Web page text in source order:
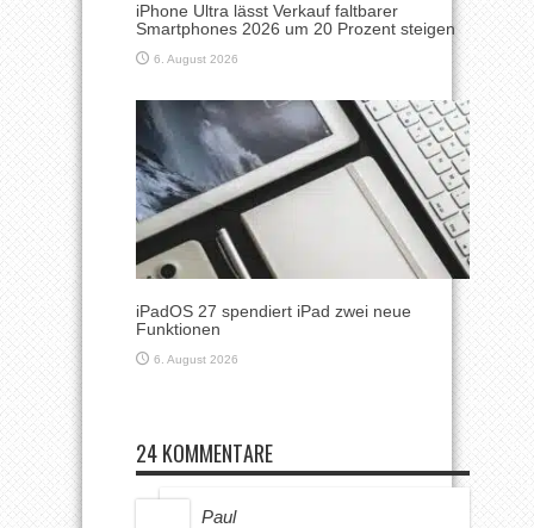
iPhone Ultra lässt Verkauf faltbarer
Smartphones 2026 um 20 Prozent steigen
6. August 2026
iPadOS 27 spendiert iPad zwei neue
Funktionen
6. August 2026
24 KOMMENTARE
Paul